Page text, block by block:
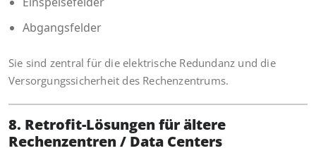
Abgangsfelder
Sie sind zentral für die elektrische Redundanz und die
Versorgungssicherheit des Rechenzentrums.
8. Retrofit-Lösungen für ältere
Rechenzentren / Data Centers